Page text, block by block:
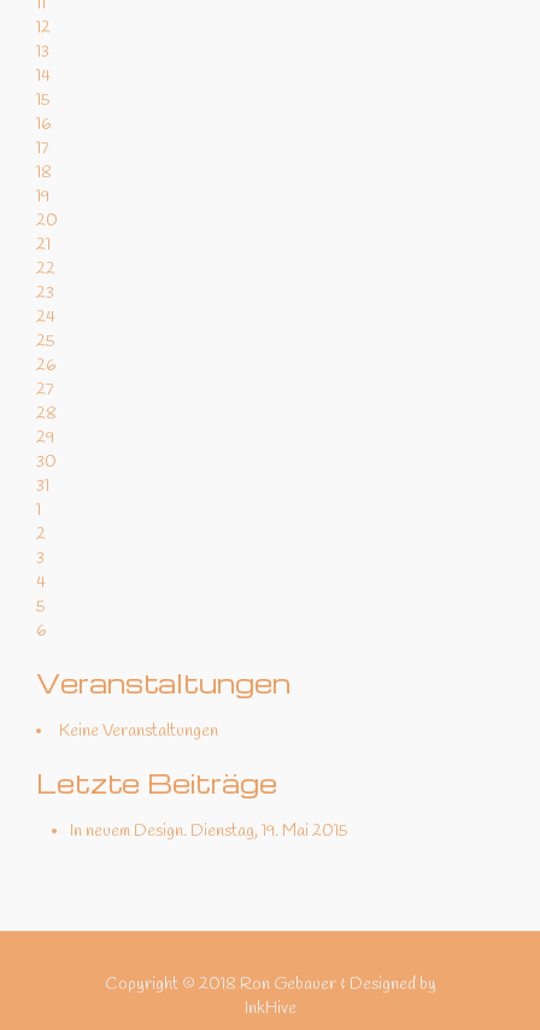
12
13
14
15
16
17
18
19
20
21
22
23
24
25
26
27
28
29
30
31
1
2
3
4
5
6
Veranstaltungen
Keine Veranstaltungen
Letzte Beiträge
In neuem Design. Dienstag, 19. Mai 2015
Copyright © 2018 Ron Gebauer & Designed by
InkHive